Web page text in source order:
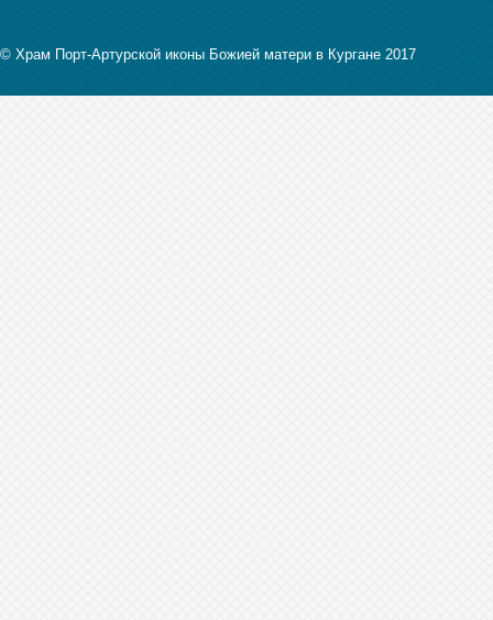
© Храм Порт-Артурской иконы Божией матери в Кургане 2017